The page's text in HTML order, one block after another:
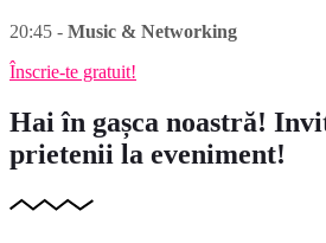
20:45 - Music & Networking
Înscrie-te gratuit!
Hai în gașca noastră!
prietenii la eveniment!